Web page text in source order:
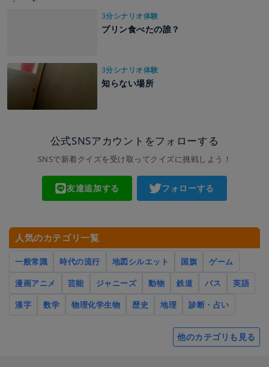
3分シナリオ体験
プリン食べたの誰？
3分シナリオ体験
知らない場所
公式SNSアカウントをフォローする
SNSで新着クイズを受け取ってクイズに挑戦しよう！
友達追加する フォローする
人気のカテゴリ一覧
一般常識 時代の流行 地図シルエット 国旗
ゲーム
漫画アニメ
芸能 ジャニーズ 動物 鉄道 バス
英語
漢字
数学 物理化学生物 歴史 地理 診断・占い
他のカテゴリも見る